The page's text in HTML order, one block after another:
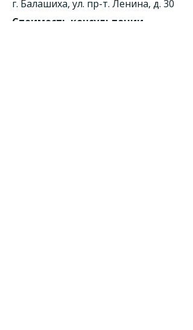
г. Балашиха, ул. пр-т. Ленина, д. 30
Стоимость консультации